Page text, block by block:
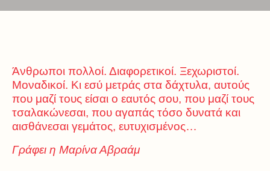
Άνθρωποι πολλοί. Διαφορετικοί. Ξεχωριστοί.
Μοναδικοί. Κι εσύ μετράς στα δάχτυλα, αυτούς
που μαζί τους είσαι ο εαυτός σου, που μαζί τους
τσαλακώνεσαι, που αγαπάς τόσο δυνατά και
αισθάνεσαι γεμάτος, ευτυχισμένος…
Γράφει η Μαρίνα Αβραάμ